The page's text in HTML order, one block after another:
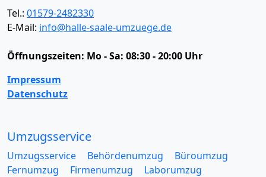
Tel.: 01579-2482330
E-Mail: info@halle-saale-umzuege.de
Öffnungszeiten: Mo - Sa: 08:30 - 20:00 Uhr
Impressum
Datenschutz
Umzugsservice
Umzugsservice Behördenumzug
Büroumzug
Fernumzug
Firmenumzug
Laborumzug